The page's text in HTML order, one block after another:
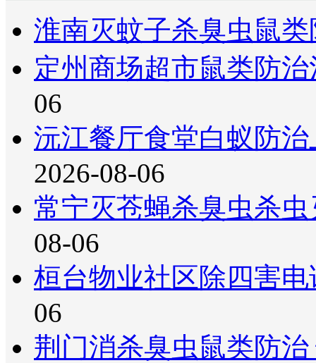
淮南灭蚊子杀臭虫鼠
定州商场超市鼠类防
06
沅江餐厅食堂白蚁防
2026-08-06
常宁灭苍蝇杀臭虫杀
08-06
桓台物业社区除四害
06
荆门消杀臭虫鼠类防